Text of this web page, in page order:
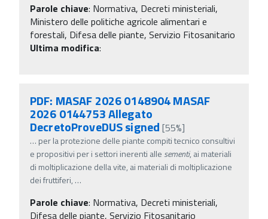
Parole chiave: Normativa, Decreti ministeriali,
Ministero delle politiche agricole alimentari e
forestali, Difesa delle piante, Servizio Fitosanitario
Ultima modifica:
PDF: MASAF 2026 0148904 MASAF
2026 0144753 Allegato
DecretoProveDUS signed [55%]
… per la protezione delle piante compiti tecnico consultivi
e propositivi per i settori inerenti alle sementi, ai materiali
di moltiplicazione della vite, ai materiali di moltiplicazione
dei fruttiferi, …
Parole chiave: Normativa, Decreti ministeriali,
Difesa delle piante, Servizio Fitosanitario